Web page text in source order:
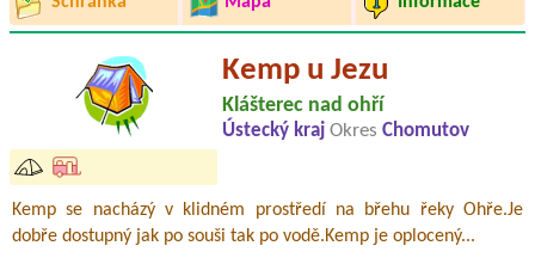
Kemp u Jezu
Klášterec nad ohří
Ústecký kraj Okres Chomutov
Kemp se nacházý v klidném prostředí na břehu řeky Ohře.Je
dobře dostupný jak po souši tak po vodě.Kemp je oplocený...